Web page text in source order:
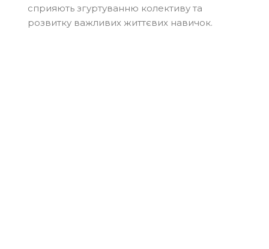
сприяють згуртуванню колективу та
розвитку важливих життєвих навичок.